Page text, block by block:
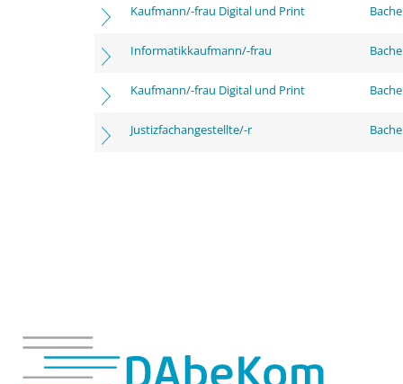
Kaufmann/-frau Digital und Print
Informatikkaufmann/-frau
Kaufmann/-frau Digital und Print
Justizfachangestellte/-r